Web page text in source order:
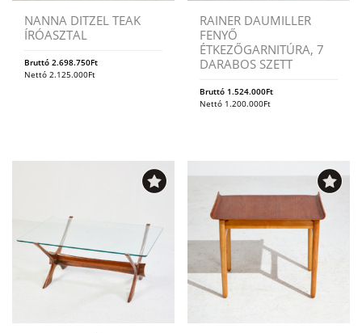
NANNA DITZEL TEAK
ÍRÓASZTAL
Bruttó 2.698.750Ft
Nettó 2.125.000Ft
RAINER DAUMILLER
FENYŐ
ÉTKEZŐGARNITÚRA, 7
DARABOS SZETT
Bruttó 1.524.000Ft
Nettó 1.200.000Ft